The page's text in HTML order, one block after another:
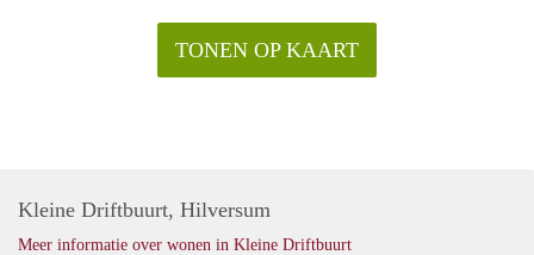
TONEN OP KAART
Kleine Driftbuurt, Hilversum
Meer informatie over wonen in Kleine Driftbuurt